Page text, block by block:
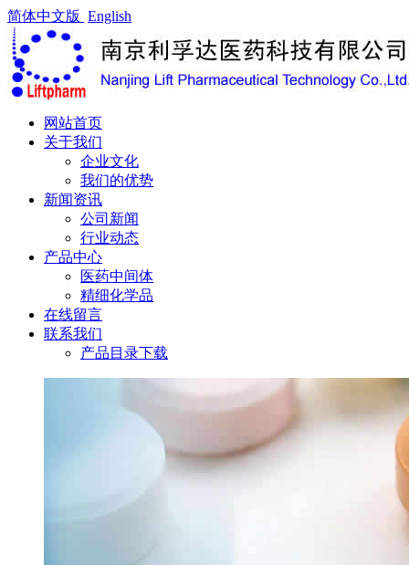
简体中文版 English
网站首页
关于我们
企业文化
我们的优势
新闻资讯
公司新闻
行业动态
产品中心
医药中间体
精细化学品
在线留言
联系我们
产品目录下载